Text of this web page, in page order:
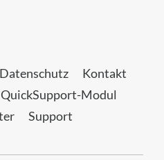
Datenschutz
Kontakt
QuickSupport-Modul
Support